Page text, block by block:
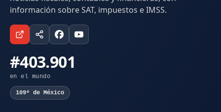
información sobre SAT, impuestos e IMSS.
#403.901
en el mundo
109º de México